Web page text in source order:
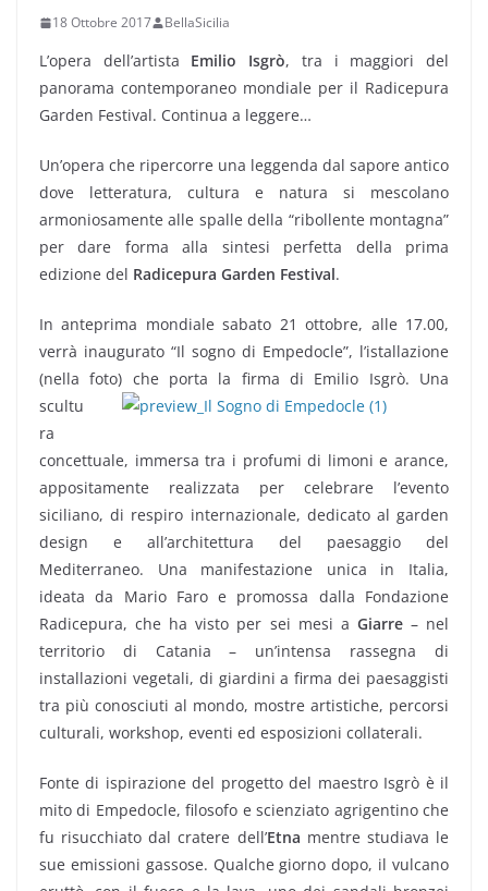
18 Ottobre 2017 BellaSicilia
L’opera dell’artista Emilio Isgrò, tra i maggiori del
panorama contemporaneo mondiale per il Radicepura
Garden Festival. Continua a leggere…
Un’opera che ripercorre una leggenda dal sapore antico
dove letteratura, cultura e natura si mescolano
armoniosamente alle spalle della “ribollente montagna”
per dare forma alla sintesi perfetta della prima
edizione del Radicepura Garden Festival.
In anteprima mondiale sabato 21 ottobre, alle 17.00,
verrà inaugurato “Il sogno di Empedocle”, l’istallazione
(nella foto) che porta la firma di Emilio Isgrò. Una
scultu
ra
concettuale, immersa tra i profumi di limoni e arance,
appositamente realizzata per celebrare l’evento
siciliano, di respiro internazionale, dedicato al garden
design e all’architettura del paesaggio del
Mediterraneo. Una manifestazione unica in Italia,
ideata da Mario Faro e promossa dalla Fondazione
Radicepura, che ha visto per sei mesi a Giarre– nel
territorio di Catania – un’intensa rassegna di
installazioni vegetali, di giardini a firma dei paesaggisti
tra più conosciuti al mondo, mostre artistiche, percorsi
culturali, workshop, eventi ed esposizioni collaterali.
Fonte di ispirazione del progetto del maestro Isgrò è il
mito di Empedocle, filosofo e scienziato agrigentino che
fu risucchiato dal cratere dell’Etna mentre studiava le
sue emissioni gassose. Qualche giorno dopo, il vulcano